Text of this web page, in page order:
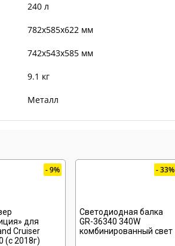
240 л
782х585х622 мм
742x543x585 мм
9.1 кг
Металл
9%
для
Cruiser
(с 2018г)
33%
Светодиодная балка
GR-36340 340W
комбинированный свет